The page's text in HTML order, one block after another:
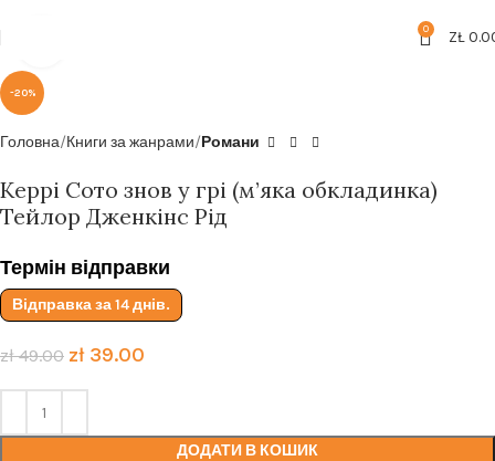
0 ZŁ
-20%
Головна Книги за жанрами Романи
Керрі Сото знов у грі (м’яка обкладинка)
Тейлор Дженкінс Рід
Термін відправки
Відправка за 14 днів.
zł49.00 zł39.00
ДОДАТИ В КОШИК